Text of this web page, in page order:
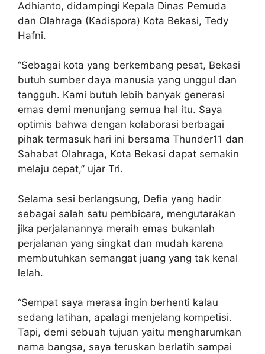
Adhianto, didampingi Kepala Dinas Pemuda
dan Olahraga (Kadispora) Kota Bekasi, Tedy
Hafni.
“Sebagai kota yang berkembang pesat, Bekasi
butuh sumber daya manusia yang unggul dan
tangguh. Kami butuh lebih banyak generasi
emas demi menunjang semua hal itu. Saya
optimis bahwa dengan kolaborasi berbagai
pihak termasuk hari ini bersama Thunder11 dan
Sahabat Olahraga, Kota Bekasi dapat semakin
melaju cepat,” ujar Tri.
Selama sesi berlangsung, Defia yang hadir
sebagai salah satu pembicara, mengutarakan
jika perjalanannya meraih emas bukanlah
perjalanan yang singkat dan mudah karena
membutuhkan semangat juang yang tak kenal
lelah.
“Sempat saya merasa ingin berhenti kalau
sedang latihan, apalagi menjelang kompetisi.
Tapi, demi sebuah tujuan yaitu mengharumkan
nama bangsa, saya teruskan berlatih sampai